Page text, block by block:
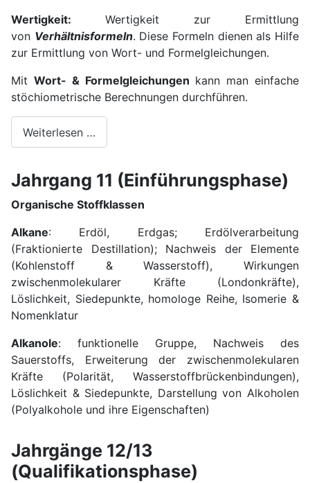
Wertigkeit: Wertigkeit zur Ermittlung
von Verhältnisformeln. Diese Formeln dienen als Hilfe
zur Ermittlung von Wort- und Formelgleichungen.
Mit Wort- & Formelgleichungen kann man einfache
stöchiometrische Berechnungen durchführen.
Weiterlesen …
Jahrgang 11 (Einführungsphase)
Organische Stoffklassen
Alkane: Erdöl, Erdgas; Erdölverarbeitung
(Fraktionierte Destillation); Nachweis der Elemente
(Kohlenstoff & Wasserstoff), Wirkungen
zwischenmolekularer Kräfte (Londonkräfte),
Löslichkeit, Siedepunkte, homologe Reihe, Isomerie &
Nomenklatur
Alkanole: funktionelle Gruppe, Nachweis des
Sauerstoffs, Erweiterung der zwischenmolekularen
Kräfte (Polarität, Wasserstoffbrückenbindungen),
Löslichkeit & Siedepunkte, Darstellung von Alkoholen
(Polyalkohole und ihre Eigenschaften)
Jahrgänge 12/13
(Qualifikationsphase)